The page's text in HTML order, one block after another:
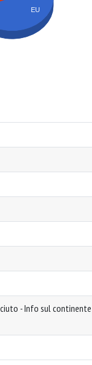
EU
- Info sul